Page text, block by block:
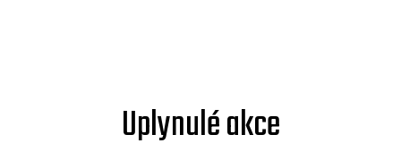
Uplynulé akce